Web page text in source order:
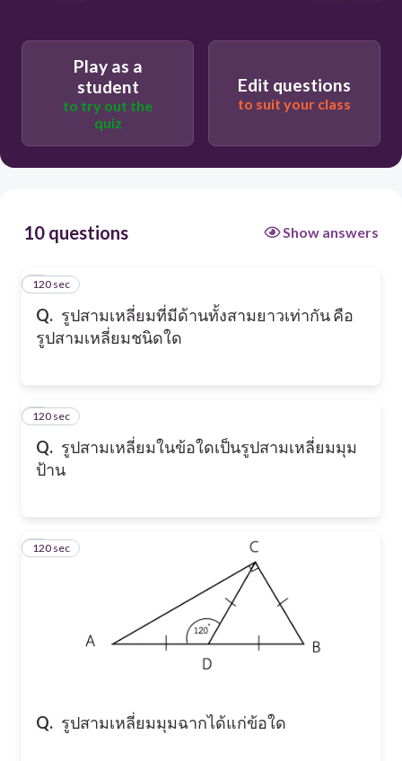
Play as a
student
to try out the
quiz
Edit questions
to suit your class
10 questions Show answers
Q. รูปสามเหลี่ยมที่มีด้านทั้งสามยาวเท่ากัน คือ
รูปสามเหลี่ยมชนิดใด
1
120 sec
Q. รูปสามเหลี่ยมในข้อใดเป็นรูปสามเหลี่ยมมุม
ป้าน
2
120 sec
Q. รูปสามเหลี่ยมมุมฉากได้แก่ข้อใด
3
120 sec